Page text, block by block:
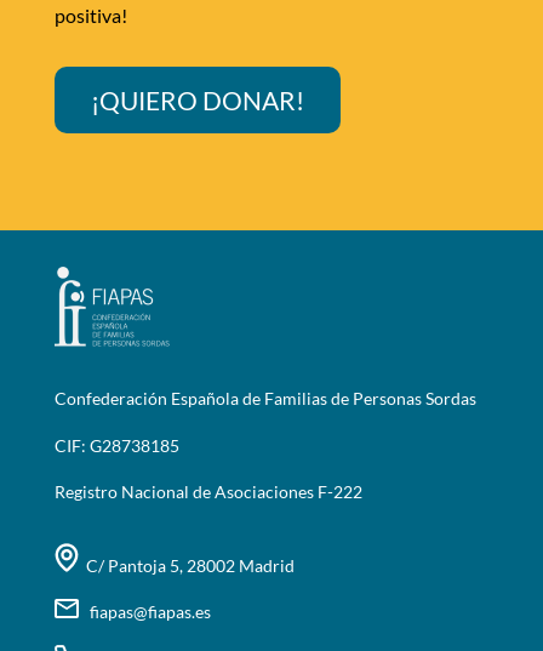
positiva!
¡QUIERO DONAR!
Confederación Española de Familias de Personas Sordas
CIF: G28738185
Registro Nacional de Asociaciones F-222
C/ Pantoja 5, 28002 Madrid
fiapas@fiapas.es